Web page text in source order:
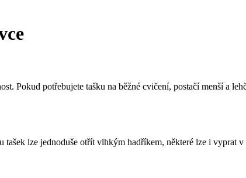
Pokud potřebujete tašku na běžné cvičení, postačí menší a
lze jednoduše otřít vlhkým hadříkem, některé lze i vyprat